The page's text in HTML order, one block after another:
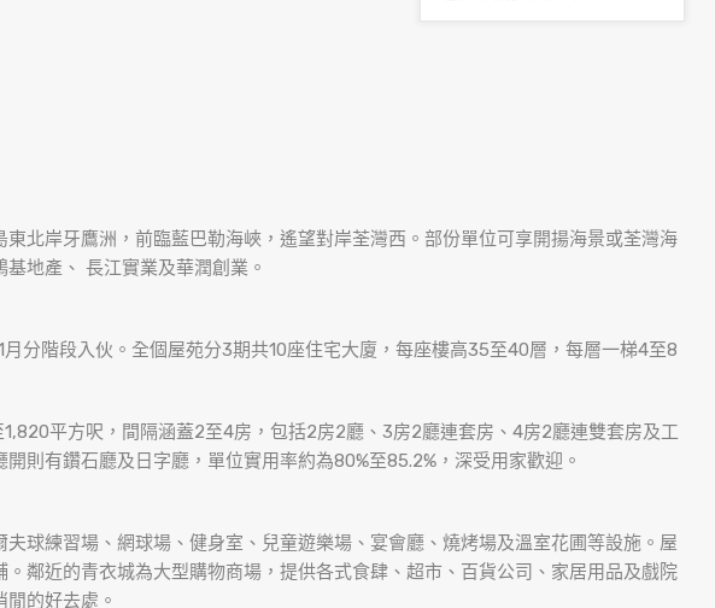
北岸牙鷹洲，前臨藍巴勒海峽，遙望對岸荃灣西。部份單位可享開揚海景或荃灣海
地產、 長江實業及華潤創業。
月分階段入伙。全個屋苑分3期共10座住宅大廈，每座樓高35至40層，每層一梯4至8
平方呎，間隔涵蓋2至4房，包括2房2廳、3房2廳連套房、4房2廳連雙套房及工
則有鑽石廳及日字廳，單位實用率約為80%至85.2%，深受用家歡迎。
球練習場、網球場、健身室、兒童遊樂場、宴會廳、燒烤場及溫室花圃等設施。屋
鄰近的青衣城為大型購物商場，提供各式食肆、超市、百貨公司、家居用品及戲院
的好去處。